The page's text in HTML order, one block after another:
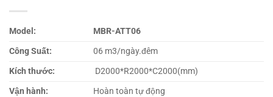
Model:
MBR-ATT06
Công Suất:
06 m3/ngày.đêm
Kích thước:
D2000*R2000*C2000(mm)
Vận hành:
Hoàn toàn tự động